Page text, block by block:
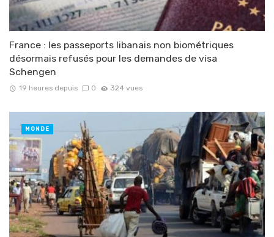
France : les passeports libanais non biométriques
désormais refusés pour les demandes de visa
Schengen
19 heures depuis 0 324 vues
MONDE